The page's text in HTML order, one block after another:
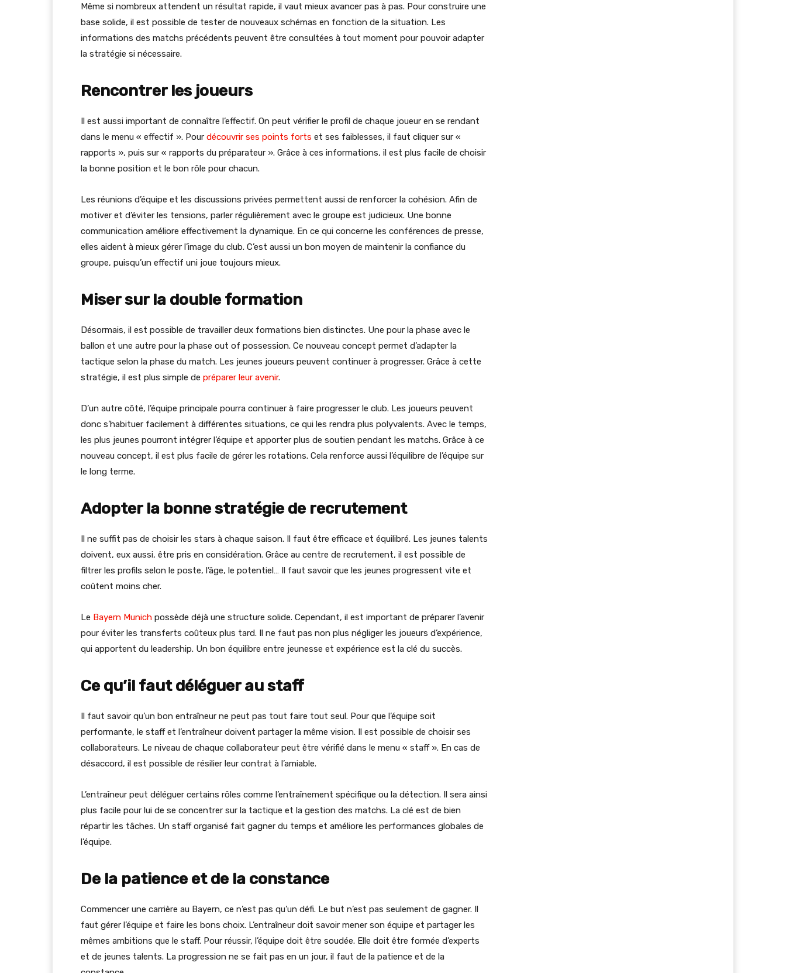
Même si nombreux attendent un résultat rapide, il vaut mieux avancer pas à pas. Pour construire une
base solide, il est possible de tester de nouveaux schémas en fonction de la situation. Les
informations des matchs précédents peuvent être consultées à tout moment pour pouvoir adapter
la stratégie si nécessaire.
Rencontrer les joueurs
Il est aussi important de connaître l’effectif. On peut vérifier le profil de chaque joueur en se rendant
dans le menu « effectif ». Pour découvrir ses points forts et ses faiblesses, il faut cliquer sur «
rapports », puis sur « rapports du préparateur ». Grâce à ces informations, il est plus facile de choisir
la bonne position et le bon rôle pour chacun.
Les réunions d’équipe et les discussions privées permettent aussi de renforcer la cohésion. Afin de
motiver et d’éviter les tensions, parler régulièrement avec le groupe est judicieux. Une bonne
communication améliore effectivement la dynamique. En ce qui concerne les conférences de presse,
elles aident à mieux gérer l’image du club. C’est aussi un bon moyen de maintenir la confiance du
groupe, puisqu’un effectif uni joue toujours mieux.
Miser sur la double formation
Désormais, il est possible de travailler deux formations bien distinctes. Une pour la phase avec le
ballon et une autre pour la phase out of possession. Ce nouveau concept permet d’adapter la
tactique selon la phase du match. Les jeunes joueurs peuvent continuer à progresser. Grâce à cette
stratégie, il est plus simple de préparer leur avenir.
D’un autre côté, l’équipe principale pourra continuer à faire progresser le club. Les joueurs peuvent
donc s’habituer facilement à différentes situations, ce qui les rendra plus polyvalents. Avec le temps,
les plus jeunes pourront intégrer l’équipe et apporter plus de soutien pendant les matchs. Grâce à ce
nouveau concept, il est plus facile de gérer les rotations. Cela renforce aussi l’équilibre de l’équipe sur
le long terme.
Adopter la bonne stratégie de recrutement
Il ne suffit pas de choisir les stars à chaque saison. Il faut être efficace et équilibré. Les jeunes talents
doivent, eux aussi, être pris en considération. Grâce au centre de recrutement, il est possible de
filtrer les profils selon le poste, l’âge, le potentiel… Il faut savoir que les jeunes progressent vite et
coûtent moins cher.
Le Bayern Munich possède déjà une structure solide. Cependant, il est important de préparer l’avenir
pour éviter les transferts coûteux plus tard. Il ne faut pas non plus négliger les joueurs d’expérience,
qui apportent du leadership. Un bon équilibre entre jeunesse et expérience est la clé du succès.
Ce qu’il faut déléguer au staff
Il faut savoir qu’un bon entraîneur ne peut pas tout faire tout seul. Pour que l’équipe soit
performante, le staff et l’entraîneur doivent partager la même vision. Il est possible de choisir ses
collaborateurs. Le niveau de chaque collaborateur peut être vérifié dans le menu « staff ». En cas de
désaccord, il est possible de résilier leur contrat à l’amiable.
L’entraîneur peut déléguer certains rôles comme l’entraînement spécifique ou la détection. Il sera ainsi
plus facile pour lui de se concentrer sur la tactique et la gestion des matchs. La clé est de bien
répartir les tâches. Un staff organisé fait gagner du temps et améliore les performances globales de
l’équipe.
De la patience et de la constance
Commencer une carrière au Bayern, ce n’est pas qu’un défi. Le but n’est pas seulement de gagner. Il
faut gérer l’équipe et faire les bons choix. L’entraîneur doit savoir mener son équipe et partager les
mêmes ambitions que le staff. Pour réussir, l’équipe doit être soudée. Elle doit être formée d’experts
et de jeunes talents. La progression ne se fait pas en un jour, il faut de la patience et de la